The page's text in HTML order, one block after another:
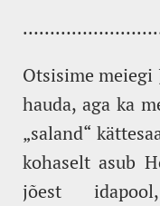
Otsisime meiegi
hauda, aga ka
„saland“
kohaselt asub
jõest